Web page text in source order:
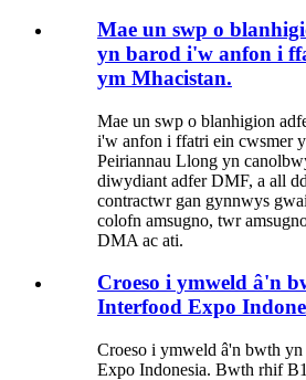
Mae un swp o
yn barod i'w anfon i
ym Mhacistan.
Mae un swp o blanhigion
i'w anfon i ffatri ein cwsmer
Peiriannau Llong yn
diwydiant adfer DMF, a all
contractwr gan gynnwys
colofn amsugno, twr
DMA ac ati.
Croeso i ymweld â'n
Interfood Expo
Croeso i ymweld â'n bwth
Expo Indonesia. Bwth rhif